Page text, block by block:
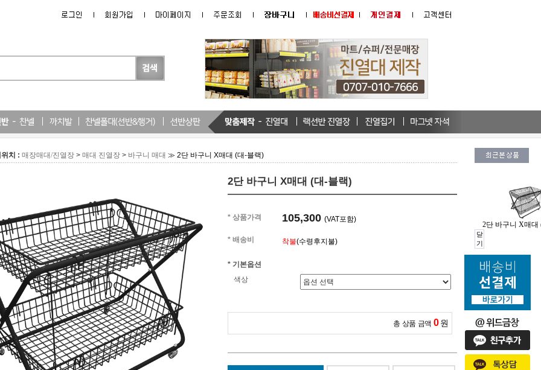
2단 바구니 X매대
닫
기
치 : 매장매대/진열장 > 매대 진열장 > 바구니 매대 ≫ 2단 바구니 X매대 (대-블랙)
2단 바구니 X매대 (대-블랙)
* 상품가격 105,300 (VAT포함)
* 배송비 착불(수령후지불)
* 기본옵션
색상
총 상품 금액 0 원